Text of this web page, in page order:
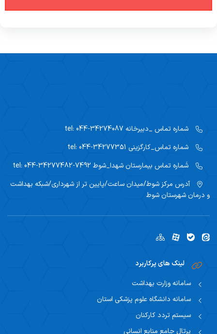
شماره تماس _دبیرخانه
شماره تماس_کارگزینی
شَماره تماس بیمارستان شهدا_شوط
آدرس مرکز شوط/میدان ساعت/پایین تر از شهرداری/شبکه بهداشت
و درمان شهرستان شوط
لینک های پرکاربرد
سامانه وزارت بهداشت
سامانه دانشگاه علوم پزشکی استان
سیستم تردد کارکنان
پرتال جامع منابع انسانی